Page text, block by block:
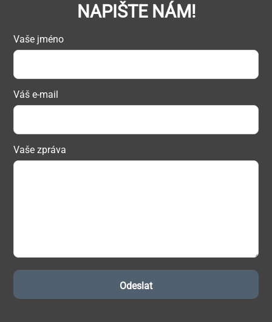
NAPIŠTE NÁM!
Vaše jméno
Váš e-mail
Vaše zpráva